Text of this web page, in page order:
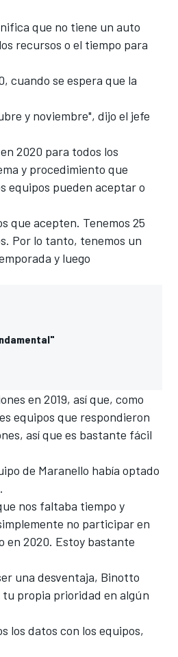
que no tiene un auto
recursos o el tiempo para
cuando se espera que la
y noviembre", dijo el jefe
2020 para todos los
y procedimiento que
equipos pueden aceptar o
que acepten. Tenemos 25
Por lo tanto, tenemos un
y luego
en 2019, así que, como
equipos que respondieron
así que es bastante fácil
de Maranello había optado
nos faltaba tiempo y
no participar en
en 2020. Estoy bastante
una desventaja, Binotto
propia prioridad en algún
los datos con los equipos,